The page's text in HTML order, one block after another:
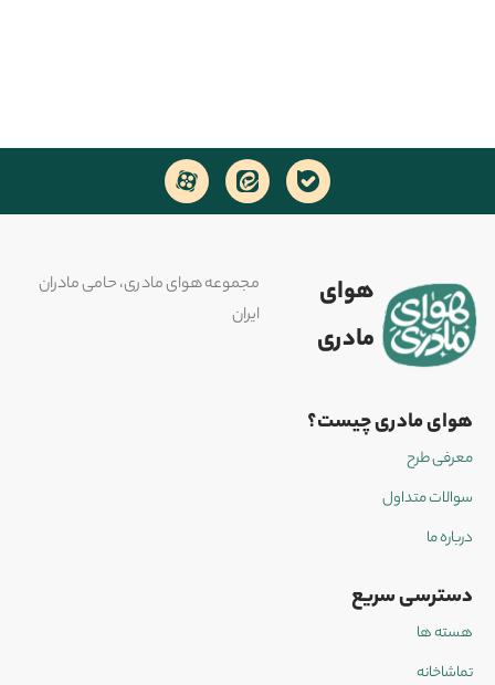
هوای
مادری
مجموعه هوای مادری، حامی مادران
ایران
هوای مادری چیست؟
معرفی طرح
سوالات متداول
درباره ما
دسترسی سریع
هسته ها
تماشاخانه